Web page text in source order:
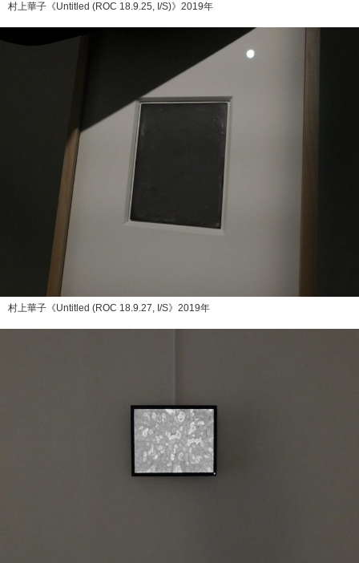
村上華子《Untitled (ROC 18.9.25, I/S)》2019年
村上華子《Untitled (ROC 18.9.27, I/S》2019年